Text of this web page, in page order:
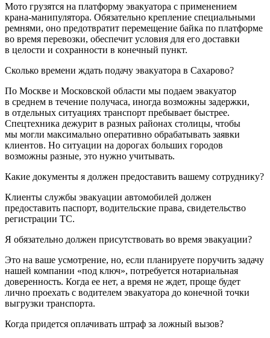
Мото грузятся на платформу эвакуатора с применением
крана-манипулятора. Обязательно крепление специальными
ремнями, оно предотвратит перемещение байка по платформе
во время перевозки, обеспечит условия для его доставки
в целости и сохранности в конечный пункт.
Сколько времени ждать подачу эвакуатора в Сахарово?
По Москве и Московской области мы подаем эвакуатор
в среднем в течение получаса, иногда возможны задержки,
в отдельных ситуациях транспорт пребывает быстрее.
Спецтехника дежурит в разных районах столицы, чтобы
мы могли максимально оперативно обрабатывать заявки
клиентов. Но ситуации на дорогах больших городов
возможны разные, это нужно учитывать.
Какие документы я должен предоставить вашему сотруднику?
Клиенты службы эвакуации автомобилей должен
предоставить паспорт, водительские права, свидетельство
регистрации ТС.
Я обязательно должен присутствовать во время эвакуации?
Это на ваше усмотрение, но, если планируете поручить задачу
нашей компании «под ключ», потребуется нотариальная
доверенность. Когда ее нет, а время не ждет, проще будет
лично проехать с водителем эвакуатора до конечной точки
выгрузки транспорта.
Когда придется оплачивать штраф за ложный вызов?